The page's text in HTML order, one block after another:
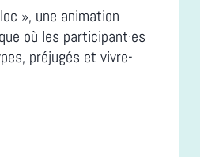
», une animation
où les participant·es
préjugés et vivre-